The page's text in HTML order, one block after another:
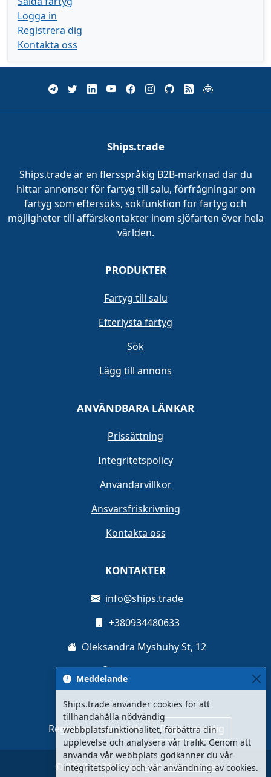
Logga in
Registrera dig
Kontakta oss
Ships.trade
Ships.trade är en flersspråkig B2B-marknad där du
hittar annonser för fartyg till salu, förfrågningar om
fartyg som eftersöks, sökfunktion för fartyg och
möjligheter till affärskontakter inom sjöfarten över hela
världen.
PRODUKTER
Fartyg till salu
Efterlysta fartyg
Sök
Lägg till annons
ANVÄNDBARA LÄNKAR
Prissättning
Integritetspolicy
Användarvillkor
Ansvarsfriskrivning
Kontakta oss
KONTAKTER
info@ships.trade
+380934480633
Oleksandra Myshuhy St, 12
Kyiv, Ukraina
Registrera dig gratis Registrera dig
© 2020-2026 Copyright:ships.trade
Meddelande
Ships.trade använder cookies för att
tillhandahålla nödvändig
webbplatsfunktionalitet, förbättra din
upplevelse och analysera vår trafik. Genom att
använda vår webbplats godkänner du vår
integritetspolicy och vår användning av cookies.